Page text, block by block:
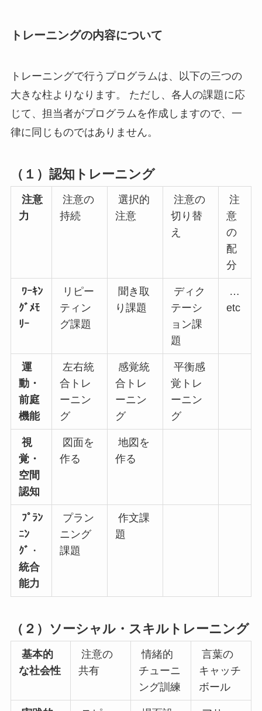
トレーニングの内容について
トレーニングで行うプログラムは、以下の三つの
大きな柱よりなります。 ただし、各人の課題に応
じて、担当者がプログラムを作成しますので、一
律に同じものではありません。
（１）認知トレーニング
注意
力
注意の
持続
選択的
注意
注意の
切り替
え
注
意
の
配
分
ﾜｰｷﾝ
ｸﾞﾒﾓ
ﾘｰ
リピー
ティン
グ課題
聞き取
り課題
ディク
テーシ
ョン課
題
…
etc
運
動・
前庭
機能
左右統
合トレ
ーニン
グ
感覚統
合トレ
ーニン
グ
平衡感
覚トレ
ーニン
グ
視
覚・
空間
認知
図面を
作る
地図を
作る
ﾌﾟﾗﾝ
ﾆﾝ
ｸﾞ ・
統合
能力
プラン
ニング
課題
作文課
題
（２）ソーシャル・スキルトレーニング
基本的
な社会性
注意の
共有
情緒的
チューニ
ング訓練
言葉の
キャッチ
ボール